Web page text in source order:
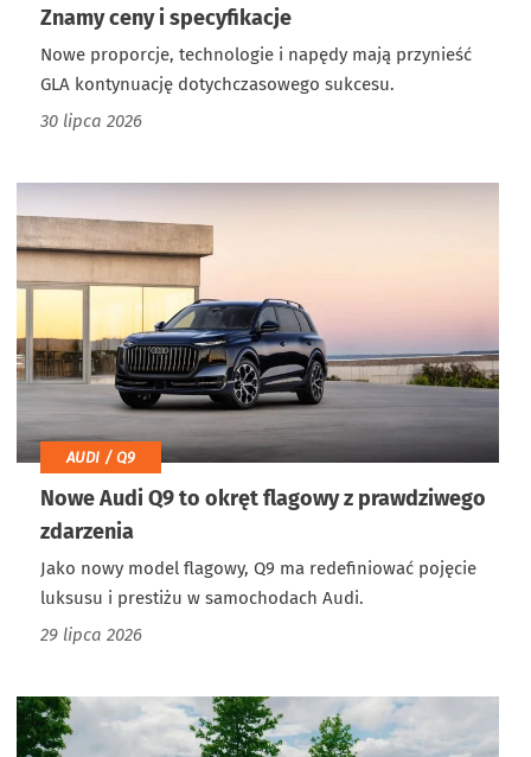
Znamy ceny i specyfikacje
Nowe proporcje, technologie i napędy mają przynieść
GLA kontynuację dotychczasowego sukcesu.
30 lipca 2026
AUDI / Q9
Nowe Audi Q9 to okręt flagowy z prawdziwego
zdarzenia
Jako nowy model flagowy, Q9 ma redefiniować pojęcie
luksusu i prestiżu w samochodach Audi.
29 lipca 2026